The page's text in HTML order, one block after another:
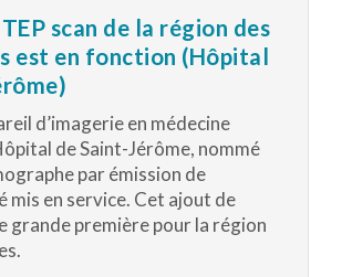
scan de la région des
est en fonction (Hôpital
d’imagerie en médecine
de Saint-Jérôme, nommé
par émission de
mis en service. Cet ajout de
grande première pour la région